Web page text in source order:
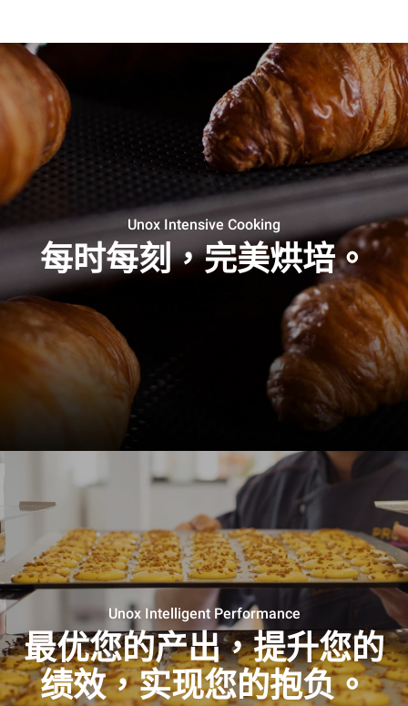
Unox Intensive Cooking
每时每刻，完美烘培。
Unox Intelligent Performance
最优您的产出，提升您的
绩效，实现您的抱负。